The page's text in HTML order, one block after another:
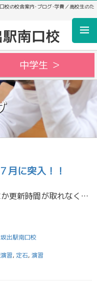
校の校舎案内･ブログ･学費／高校生のた
中学生 ＞
月に突入！！
久々の更新です。なかなか更新時間が取れなくて・・・と言い訳したところで・・・高２生のみなさん、ついに７月に突入しました。 目的に応じ、「個人別定石問題演習」を受講してくれた高２生のみなさん、ついに解禁です。今日、とある生 […]
出駅南口校
習, 定石, 演習